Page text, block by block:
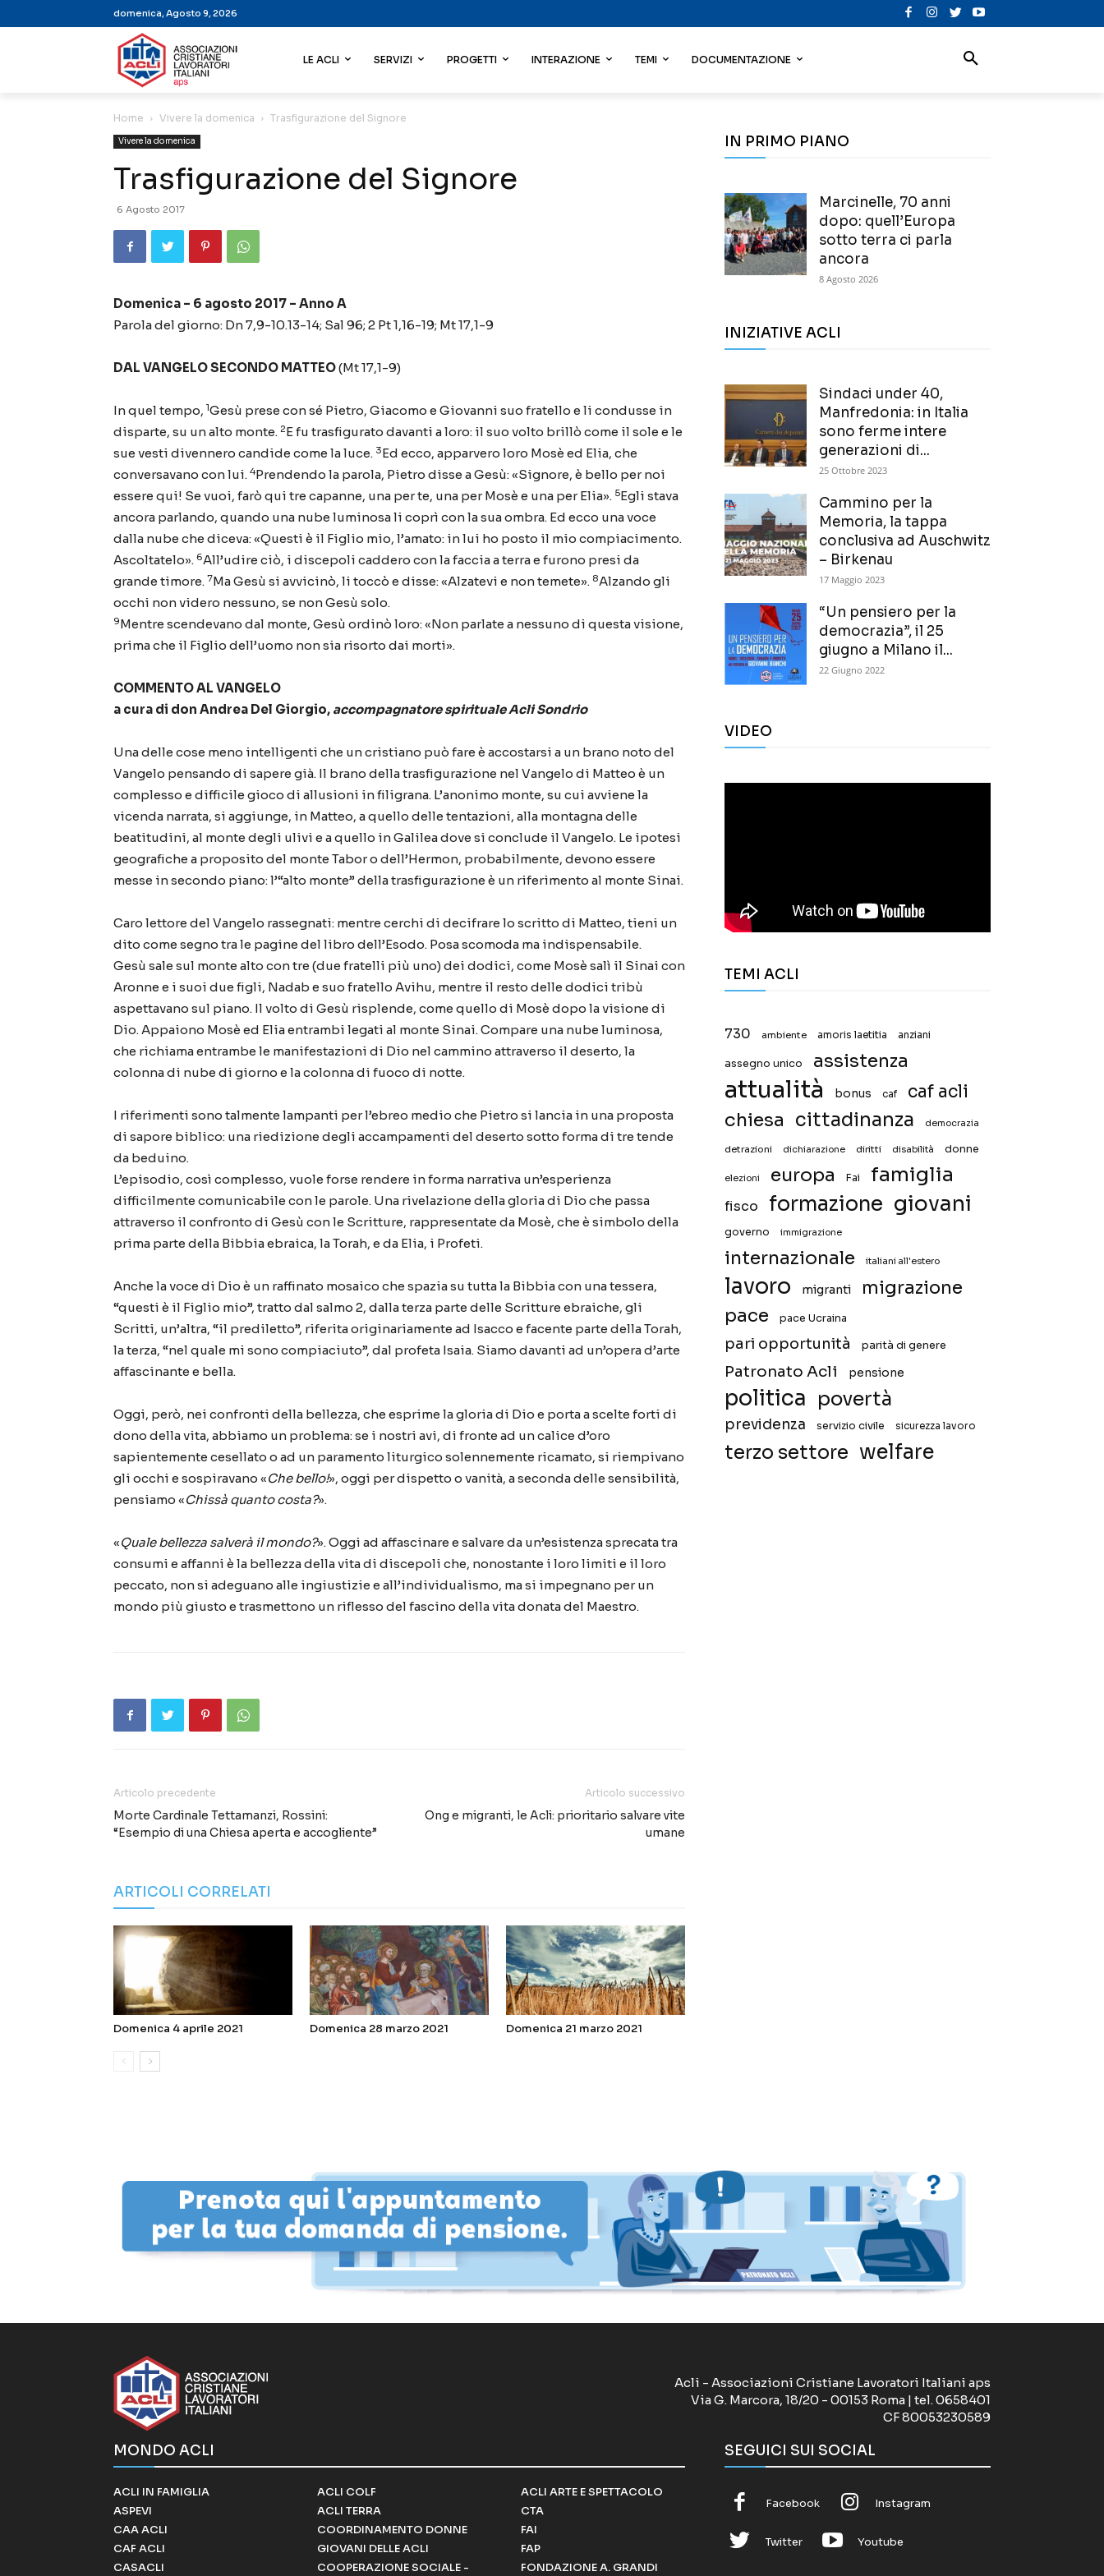
domenica, Agosto 9, 2026
LE ACLI SERVIZI PROGETTI INTERAZIONE TEMI DOCUMENTAZIONE
Home Vivere la domenica Trasfigurazione del Signore
Vivere la domenica
Trasfigurazione del Signore
6 Agosto 2017
Domenica – 6 agosto 2017 – Anno A
Parola del giorno: Dn 7,9-10.13-14; Sal 96; 2 Pt 1,16-19; Mt 17,1-9
DAL VANGELO SECONDO MATTEO(Mt 17,1-9)
In quel tempo, 1Gesù prese con sé Pietro, Giacomo e Giovanni suo fratello e li condusse in
disparte, su un alto monte. 2E fu trasfigurato davanti a loro: il suo volto brillò come il sole e le
sue vesti divennero candide come la luce. 3Ed ecco, apparvero loro Mosè ed Elia, che
conversavano con lui. 4Prendendo la parola, Pietro disse a Gesù: «Signore, è bello per noi
essere qui! Se vuoi, farò qui tre capanne, una per te, una per Mosè e una per Elia». 5Egli stava
ancora parlando, quando una nube luminosa li coprì con la sua ombra. Ed ecco una voce
dalla nube che diceva: «Questi è il Figlio mio, l’amato: in lui ho posto il mio compiacimento.
Ascoltatelo». 6All’udire ciò, i discepoli caddero con la faccia a terra e furono presi da
grande timore. 7Ma Gesù si avvicinò, li toccò e disse: «Alzatevi e non temete». 8Alzando gli
occhi non videro nessuno, se non Gesù solo.
9Mentre scendevano dal monte, Gesù ordinò loro: «Non parlate a nessuno di questa visione,
prima che il Figlio dell’uomo non sia risorto dai morti».
COMMENTO AL VANGELO
a cura di don Andrea Del Giorgio, accompagnatore spirituale Acli Sondrio
Una delle cose meno intelligenti che un cristiano può fare è accostarsi a un brano noto del
Vangelo pensando di sapere già. Il brano della trasfigurazione nel Vangelo di Matteo è un
complesso e difficile gioco di allusioni in filigrana. L’anonimo monte, su cui avviene la
vicenda narrata, si aggiunge, in Matteo, a quello delle tentazioni, alla montagna delle
beatitudini, al monte degli ulivi e a quello in Galilea dove si conclude il Vangelo. Le ipotesi
geografiche a proposito del monte Tabor o dell’Hermon, probabilmente, devono essere
messe in secondo piano: l’“alto monte” della trasfigurazione è un riferimento al monte Sinai.
Caro lettore del Vangelo rassegnati: mentre cerchi di decifrare lo scritto di Matteo, tieni un
dito come segno tra le pagine del libro dell’Esodo. Posa scomoda ma indispensabile.
Gesù sale sul monte alto con tre (due fratelli più uno) dei dodici, come Mosè salì il Sinai con
Aronne e i suoi due figli, Nadab e suo fratello Avihu, mentre il resto delle dodici tribù
aspettavano sul piano. Il volto di Gesù risplende, come quello di Mosè dopo la visione di
Dio. Appaiono Mosè ed Elia entrambi legati al monte Sinai. Compare una nube luminosa,
che richiama entrambe le manifestazioni di Dio nel cammino attraverso il deserto, la
colonna di nube di giorno e la colonna di fuoco di notte.
I riferimenti sono talmente lampanti per l’ebreo medio che Pietro si lancia in una proposta
di sapore biblico: una riedizione degli accampamenti del deserto sotto forma di tre tende
da beduino.
L’episodio, così complesso, vuole forse rendere in forma narrativa un’esperienza
difficilmente comunicabile con le parole. Una rivelazione della gloria di Dio che passa
attraverso il confronto di Gesù con le Scritture, rappresentate da Mosè, che è simbolo della
prima parte della Bibbia ebraica, la Torah, e da Elia, i Profeti.
Anche la voce di Dio è un raffinato mosaico che spazia su tutta la Bibbia con una tessera,
“questi è il Figlio mio”, tratto dal salmo 2, dalla terza parte delle Scritture ebraiche, gli
Scritti, un’altra, “il prediletto”, riferita originariamente ad Isacco e facente parte della Torah,
la terza, “nel quale mi sono compiaciuto”, dal profeta Isaia. Siamo davanti ad un’opera d’arte
affascinante e bella.
Oggi, però, nei confronti della bellezza, che esprime la gloria di Dio e porta a scelte forti di
dono della vita, abbiamo un problema: se i nostri avi, di fronte ad un calice d’oro
sapientemente cesellato o ad un paramento liturgico solennemente ricamato, si riempivano
gli occhi e sospiravano «Che bello!», oggi per dispetto o vanità, a seconda delle sensibilità,
pensiamo «Chissà quanto costa?».
«Quale bellezza salverà il mondo?». Oggi ad affascinare e salvare da un’esistenza sprecata tra
consumi e affanni è la bellezza della vita di discepoli che, nonostante i loro limiti e il loro
peccato, non si adeguano alle ingiustizie e all’individualismo, ma si impegnano per un
mondo più giusto e trasmettono un riflesso del fascino della vita donata del Maestro.
Articolo precedente
Morte Cardinale Tettamanzi, Rossini:
“Esempio di una Chiesa aperta e accogliente”
Articolo successivo
Ong e migranti, le Acli: prioritario salvare vite
umane
ARTICOLI CORRELATI
Domenica 4 aprile 2021 Domenica 28 marzo 2021 Domenica 21 marzo 2021
IN PRIMO PIANO
Marcinelle, 70 anni
dopo: quell’Europa
sotto terra ci parla
ancora
8 Agosto 2026
INIZIATIVE ACLI
Sindaci under 40,
Manfredonia: in Italia
sono ferme intere
generazioni di...
25 Ottobre 2023
Cammino per la
Memoria, la tappa
conclusiva ad Auschwitz
– Birkenau
17 Maggio 2023
“Un pensiero per la
democrazia”, il 25
giugno a Milano il...
22 Giugno 2022
VIDEO
TEMI ACLI
730 ambiente amoris laetitia anziani
assegno unico assistenza
attualità bonus caf caf acli
chiesa cittadinanza democrazia
detrazioni dichiarazione diritti disabilità donne
elezioni europa Fai famiglia
fisco formazione giovani
governo immigrazione
internazionale italiani all'estero
lavoro migranti
migrazione
pace
pace Ucraina
pari opportunità parità di genere
Patronato Acli pensione
politica povertà
previdenza servizio civile sicurezza lavoro
terzo settore welfare
Acli - Associazioni Cristiane Lavoratori Italiani aps
Via G. Marcora, 18/20 - 00153 Roma | tel. 0658401
CF 80053230589
MONDO ACLI
ACLI IN FAMIGLIA
ASPEVI
CAA ACLI
CAF ACLI
CASACLI
ACLI COLF
ACLI TERRA
COORDINAMENTO DONNE
GIOVANI DELLE ACLI
COOPERAZIONE SOCIALE -
ACLI ARTE E SPETTACOLO
CTA
FAI
FAP
FONDAZIONE A. GRANDI
SEGUICI SUI SOCIAL
Facebook Instagram
Twitter Youtube